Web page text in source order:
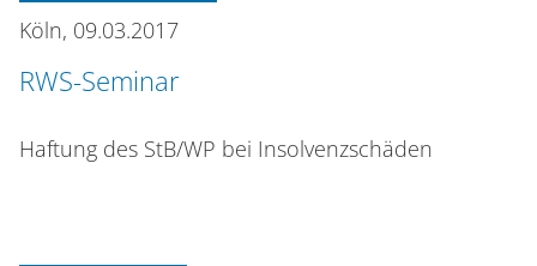
Köln, 09.03.2017
RWS-Seminar
Haftung des StB/WP bei Insolvenzschäden